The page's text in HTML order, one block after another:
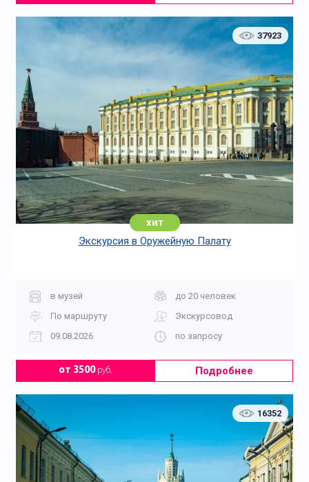
37923
хит
Экскурсия в Оружейную Палату
в музей
до 20 человек
По маршруту
Экскурсовод
09.08.2026
по запросу
от 3500руб. Подробнее
16352